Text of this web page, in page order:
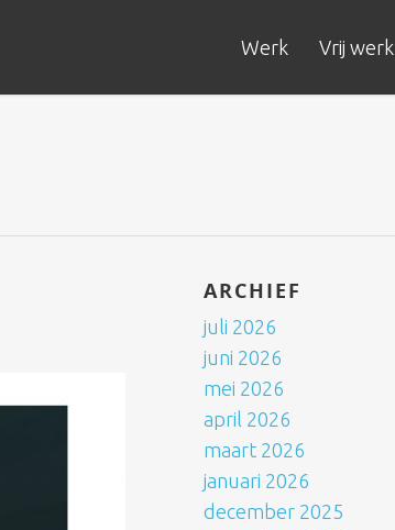
Werk Vrij werk
ARCHIEF
juli 2026
juni 2026
mei 2026
april 2026
maart 2026
januari 2026
december 2025